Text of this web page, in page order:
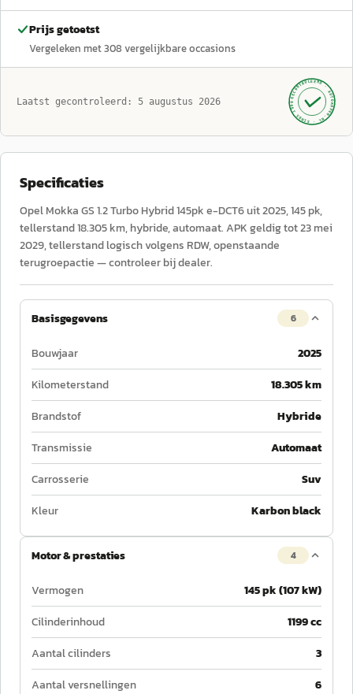
Prijs getoetst
Vergeleken met308 vergelijkbare occasions
Laatst gecontroleerd: 5 augustus 2026 GECONTROLEERD ·
AUTOKOPEN.NL
· SINDS 1999 ·
Specificaties
Opel Mokka GS 1.2 Turbo Hybrid 145pk e-DCT6 uit 2025, 145 pk,
tellerstand 18.305 km, hybride, automaat. APK geldig tot 23 mei
2029, tellerstand logisch volgens RDW, openstaande
terugroepactie — controleer bij dealer.
Basisgegevens 6
Bouwjaar
2025
Kilometerstand
18.305 km
Brandstof
Hybride
Transmissie
Automaat
Carrosserie
Suv
Kleur
Karbon black
Motor & prestaties 4
Vermogen
145 pk (107 kW)
Cilinderinhoud
1199 cc
Aantal cilinders
3
Aantal versnellingen
6